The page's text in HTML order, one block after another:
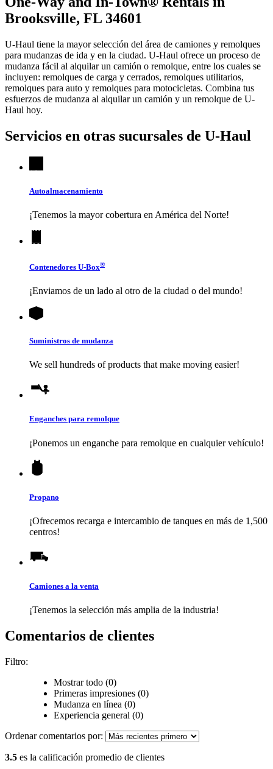
Brooksville, FL 34601
U-Haul tiene la mayor selección del área de camiones y remolques
para mudanzas de ida y en la ciudad. U-Haul ofrece un proceso de
mudanza fácil al alquilar un camión o remolque, entre los cuales se
incluyen: remolques de carga y cerrados, remolques utilitarios,
remolques para auto y remolques para motocicletas. Combina tus
esfuerzos de mudanza al alquilar un camión y un remolque de U-
Haul hoy.
Servicios en otras sucursales de U-Haul
Autoalmacenamiento
¡Tenemos la mayor cobertura en América del Norte!
Contenedores U-Box®
¡Enviamos de un lado al otro de la ciudad o del mundo!
Suministros de mudanza
We sell hundreds of products that make moving easier!
Enganches para remolque
¡Ponemos un enganche para remolque en cualquier vehículo!
Propano
¡Ofrecemos recarga e intercambio de tanques en más de 1,500
centros!
Camiones a la venta
¡Tenemos la selección más amplia de la industria!
Comentarios de clientes
Filtro:
Mostrar todo (0)
Primeras impresiones (0)
Mudanza en línea (0)
Experiencia general (0)
Ordenar comentarios por:
3.5 es la calificación promedio de clientes